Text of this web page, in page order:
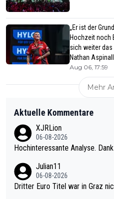
„Er ist der
Hochzeit noch
sich weiter das
Nathan
Aug 06, 17:59
Mehr
Aktuelle Kommentare
XJRLion
06-08-2026
Hochinteressante Analyse.
Julian11
06-08-2026
Dritter Euro Titel war in Graz